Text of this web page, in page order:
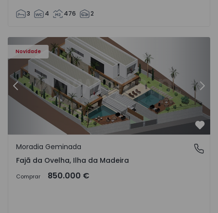
3 4 476 2
Novidade
- 1574794 - 6
Moradia Geminada T3 Calheta (Madeira), Fajã da Ovelha
Anterior
Fajã da Ovelha, Ilha da Madeira
Moradia Geminada
Fajã da Ovelha, Ilha da Madeira
Comprar 850.000 €